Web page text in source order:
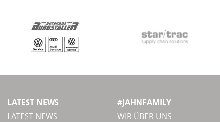
LATEST NEWS
LATEST NEWS
#JAHNFAMILY
WIR ÜBER UNS